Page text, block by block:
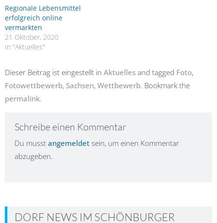
Regionale Lebensmittel
erfolgreich online
vermarkten
21 Oktober, 2020
In "Aktuelles"
Dieser Beitrag ist eingestellt in Aktuelles and tagged Foto,
Fotowettbewerb, Sachsen, Wettbewerb. Bookmark the
permalink.
Schreibe einen Kommentar
Du musst angemeldet sein, um einen Kommentar
abzugeben.
DORF NEWS IM SCHÖNBURGER